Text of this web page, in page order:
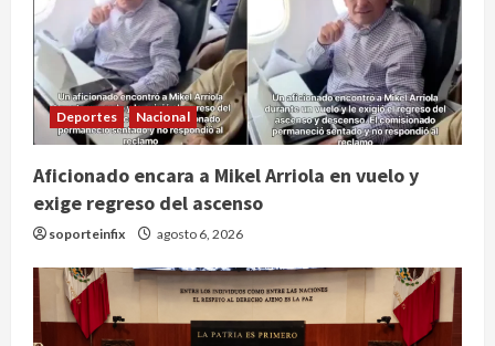
Deportes Nacional
Aficionado encara a Mikel Arriola en vuelo y
exige regreso del ascenso
soporteinfix agosto 6, 2026